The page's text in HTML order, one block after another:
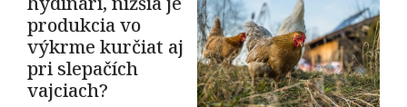
produkcia vo
výkrme kurčiat aj
pri slepačích
vajciach?